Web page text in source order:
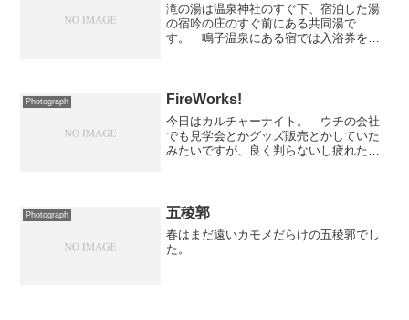
滝の湯は温泉神社のすぐ下、宿泊した湯
の宿吟の庄のすぐ前にある共同湯で
す。 鳴子温泉にある宿では入浴券を配
い感じがするもので、脱衣...
Photograph FireWorks!
今日はカルチャーナイト。 ウチの会社
でも見学会とかグッズ販売とかしていた
みたいですが、良く判らないし疲れたの
鑑賞。 ついでに写真を撮...
Photograph 五稜郭
春はまだ遠いカモメだらけの五稜郭でし
た。